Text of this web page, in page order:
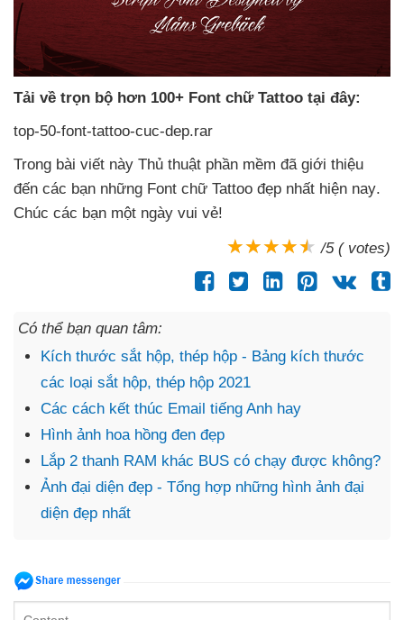
Tải về trọn bộ hơn 100+ Font chữ Tattoo tại đây:
top-50-font-tattoo-cuc-dep.rar
Trong bài viết này Thủ thuật phần mềm đã giới thiệu
đến các bạn những Font chữ Tattoo đẹp nhất hiện nay.
Chúc các bạn một ngày vui vẻ!
/5 ( votes)
Có thể bạn quan tâm:
Kích thước sắt hộp, thép hộp - Bảng kích thước
các loại sắt hộp, thép hộp 2021
Các cách kết thúc Email tiếng Anh hay
Hình ảnh hoa hồng đen đẹp
Lắp 2 thanh RAM khác BUS có chạy được không?
Ảnh đại diện đẹp - Tổng hợp những hình ảnh đại
diện đẹp nhất